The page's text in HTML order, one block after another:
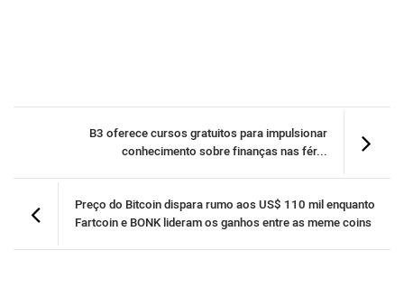
B3 oferece cursos gratuitos para impulsionar
conhecimento sobre finanças nas fér...
Preço do Bitcoin dispara rumo aos US$ 110 mil enquanto
Fartcoin e BONK lideram os ganhos entre as meme coins